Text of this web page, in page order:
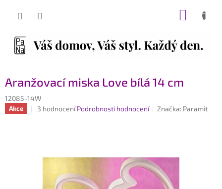
Aranžovací miska Love bílá 14 cm
12085-14W
Akce
Průměrné
hvězdiček.
3 hodnocení Podrobnosti hodnocení Značka: Paramit